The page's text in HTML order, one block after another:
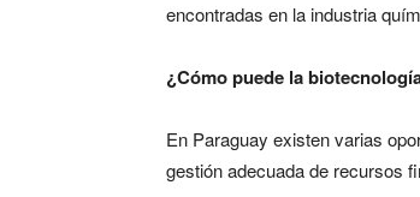
encontradas en la industria
¿Cómo puede la
En Paraguay existen varias
gestión adecuada de recursos